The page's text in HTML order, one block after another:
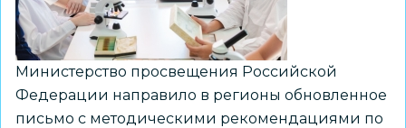
региональном
конкурсе
«ПРО
Большие
вызовы»
Министерство просвещения Российской
Федерации направило в регионы обновленное
письмо с методическими рекомендациями по